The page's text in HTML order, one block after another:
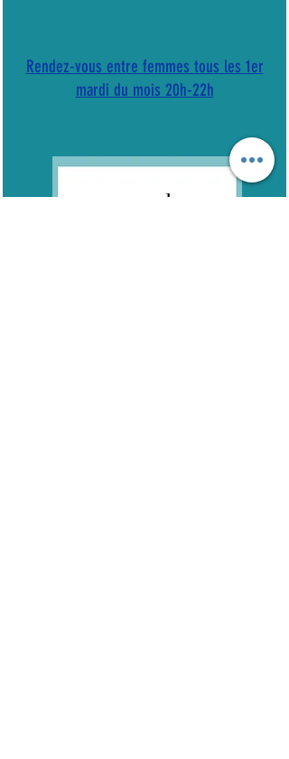
Rendez-vous entre femmes tous les 1er
mardi du mois 20h-22h